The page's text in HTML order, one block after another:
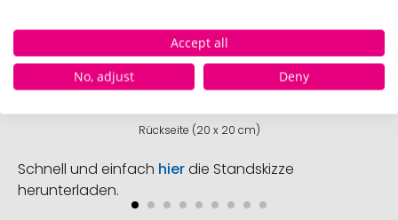
Rückseite (20 x 20 cm)
Schnell und einfach hierdie Standskizze
herunterladen.
Accept all
No, adjust
Deny